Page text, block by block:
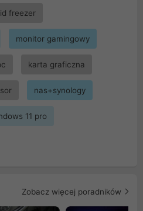
freezer
monitor gamingowy
karta graficzna
nas+synology
11 pro
Zobacz więcej poradników